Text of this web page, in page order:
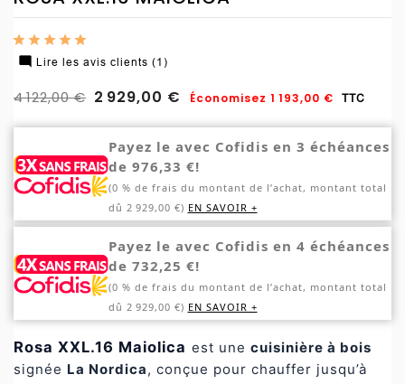
 Lire les avis clients (1)
4 122,00 € 2 929,00 € Économisez 1 193,00 € TTC
Payez le avec Cofidis en 3 échéances
de 976,33 €!
(0 % de frais du montant de l’achat, montant total
dû 2 929,00 €) EN SAVOIR +
Payez le avec Cofidis en 4 échéances
de 732,25 €!
(0 % de frais du montant de l’achat, montant total
dû 2 929,00 €) EN SAVOIR +
Rosa XXL.16 Maiolica est une cuisinière à bois
signée La Nordica, conçue pour chauffer jusqu’à